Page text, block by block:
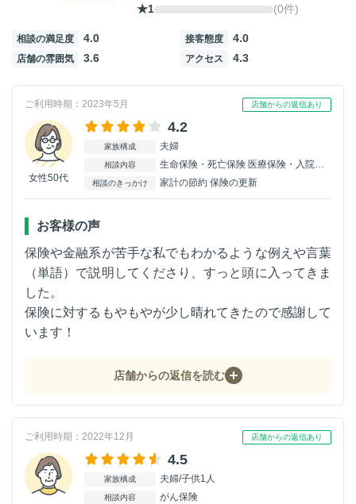
★1
(0件)
相談の満足度 4.0 接客態度 4.0
店舗の雰囲気 3.6 アクセス 4.3
ご利用時期：2023年5月 店舗からの返信あり
女性50代
4.2
家族構成 夫婦
相談内容 生命保険・死亡保険 医療保険・入院保険 がん保険 介護保険
相談のきっかけ 家計の節約 保険の更新
お客様の声
保険や金融系が苦手な私でもわかるような例えや言葉
（単語）で説明してくださり、すっと頭に入ってきま
した。
保険に対するもやもやが少し晴れてきたので感謝して
います！
店舗からの返信を読む
ご利用時期：2022年12月 店舗からの返信あり
4.5
家族構成 夫婦/子供1人
相談内容 がん保険